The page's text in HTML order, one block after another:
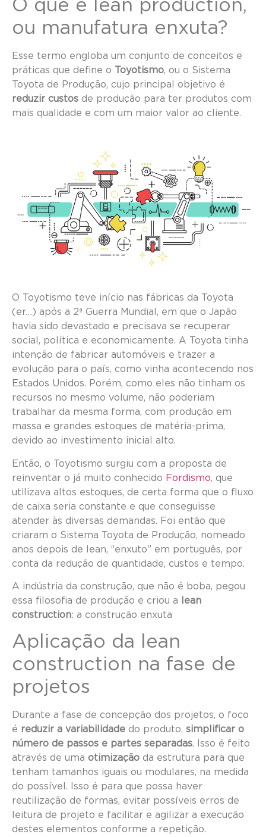
O que é lean production,
ou manufatura enxuta?
Esse termo engloba um conjunto de conceitos e
práticas que define o
Toyotismo, ou o Sistema
Toyota de Produção, cujo principal objetivo é
reduzir custos de produção para ter produtos com
mais qualidade e com um maior valor ao cliente.
O Toyotismo teve início nas fábricas da Toyota
(er…) após a 2ª Guerra Mundial, em que o Japão
havia sido devastado e precisava se recuperar
social, política e economicamente. A Toyota tinha
intenção de fabricar automóveis e trazer a
evolução para o país, como vinha acontecendo nos
Estados Unidos. Porém, como eles não tinham os
recursos no mesmo volume, não poderiam
trabalhar da mesma forma, com produção em
massa e grandes estoques de matéria-prima,
devido ao investimento inicial alto.
Então, o Toyotismo surgiu com a proposta de
reinventar o já muito conhecido Fordismo, que
utilizava altos estoques, de certa forma que o fluxo
de caixa seria constante e que conseguisse
atender às diversas demandas. Foi então que
criaram o Sistema Toyota de Produção, nomeado
anos depois de lean, “enxuto” em português, por
conta da redução de quantidade, custos e tempo.
A indústria da construção, que não é boba, pegou
essa filosofia de produção e criou a
lean
construction: a construção enxuta
Aplicação da lean
construction na fase de
projetos
Durante a fase de concepção dos projetos, o foco
é reduzir a variabilidade do produto, simplificar o
número de passos e partes separadas. Isso é feito
através de uma otimização da estrutura para que
tenham tamanhos iguais ou modulares, na medida
do possível. Isso é para que possa haver
reutilização de formas, evitar possíveis erros de
leitura de projeto e facilitar e agilizar a execução
destes elementos conforme a repetição.